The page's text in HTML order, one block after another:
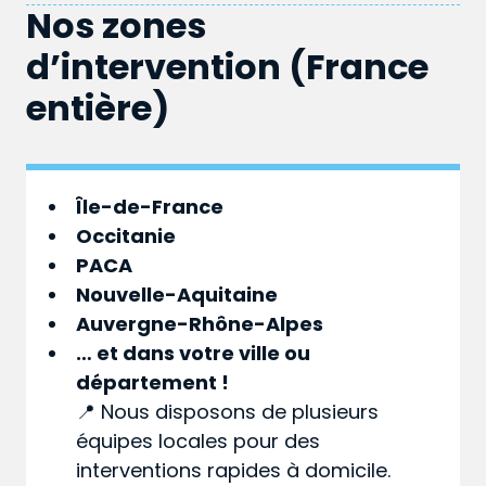
Nos zones
d’intervention (France
entière)
Île-de-France
Occitanie
PACA
Nouvelle-Aquitaine
Auvergne-Rhône-Alpes
… et dans votreville ou
département !
📍 Nous disposons de plusieurs
équipes locales pour des
interventions rapides à domicile.